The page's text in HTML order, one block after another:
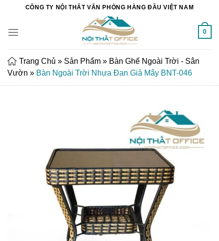
Chuyển
nội
CÔNG TY NỘI THẤT VĂN PHÒNG HÀNG ĐẦU VIỆT NAM
0
Trang Chủ » Sản Phẩm » Bàn Ghế Ngoài Trời - Sân
Vườn » Bàn Ngoài Trời Nhựa Đan Giả Mây BNT-046